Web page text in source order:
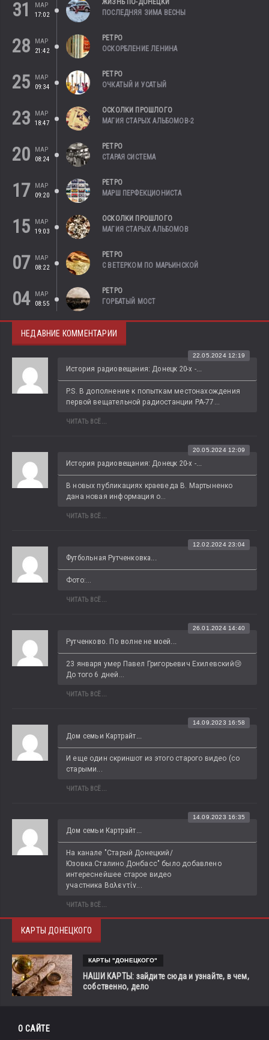
31
МАР
17:02
ПОСЛЕДНЯЯ ЗИМА ВЕСНЫ
28
МАР
21:42
РЕТРО
ОСКОРБЛЕНИЕ ЛЕНИНА
25
МАР
09:34
РЕТРО
ОЧКАТЫЙ И УСАТЫЙ
23
МАР
18:47
ОСКОЛКИ ПРОШЛОГО
МАГИЯ СТАРЫХ АЛЬБОМОВ-2
20
МАР
08:24
РЕТРО
СТАРАЯ СИСТЕМА
17
МАР
09:20
РЕТРО
МАРШ ПЕРФЕКЦИОНИСТА
15
МАР
19:03
ОСКОЛКИ ПРОШЛОГО
МАГИЯ СТАРЫХ АЛЬБОМОВ
07
МАР
08:22
РЕТРО
С ВЕТЕРКОМ ПО МАРЬИНСКОЙ
04
МАР
08:55
РЕТРО
ГОРБАТЫЙ МОСТ
НЕДАВНИЕ КОММЕНТАРИИ
История радиовещания: Донецк 20-х -...
22.05.2024 12:19
P.S. В дополнение к попыткам местонахождения
первой вещательной радиостанции РА-77...
ЧИТАТЬ ВСЁ...
История радиовещания: Донецк 20-х -...
20.05.2024 12:09
В новых публикациях краеведа В. Мартыненко
дана новая информация о...
ЧИТАТЬ ВСЁ...
Футбольная Рутченковка...
12.02.2024 23:04
Фото:...
ЧИТАТЬ ВСЁ...
Рутченково. По волне не моей...
26.01.2024 14:40
23 января умер Павел Григорьевич Ехилевский😢
До того 6 дней...
ЧИТАТЬ ВСЁ...
Дом семьи Картрайт...
14.09.2023 16:58
И еще один скриншот из этого старого видео (со
старыми...
ЧИТАТЬ ВСЁ...
Дом семьи Картрайт...
14.09.2023 16:35
На канале "Старый Донецкий/
Юзовка.Сталино.Донбасс" было добавлено
интереснейшее старое видео
участника Βαλεντίν...
ЧИТАТЬ ВСЁ...
КАРТЫ ДОНЕЦКОГО
КАРТЫ "ДОНЕЦКОГО"
НАШИ КАРТЫ: зайдите сюда и узнайте, в чем,
собственно, дело
О САЙТЕ